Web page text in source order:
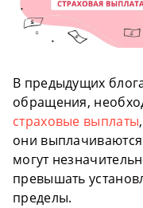
В предыдущих
обращения,
страховые выплаты
они
могут
превышать
пределы.